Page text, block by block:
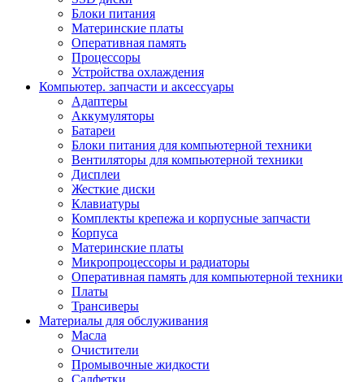
Блоки питания
Материнские платы
Оперативная память
Процессоры
Устройства охлаждения
Компьютер. запчасти и аксессуары
Адаптеры
Аккумуляторы
Батареи
Блоки питания для компьютерной техники
Вентиляторы для компьютерной техники
Дисплеи
Жесткие диски
Клавиатуры
Комплекты крепежа и корпусные запчасти
Корпуса
Материнские платы
Микропроцессоры и радиаторы
Оперативная память для компьютерной техники
Платы
Трансиверы
Материалы для обслуживания
Масла
Очистители
Промывочные жидкости
Салфетки